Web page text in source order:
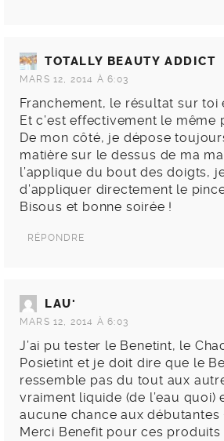
TOTALLY BEAUTY ADDICT
MARS 12, 2014 À 6:03
Franchement, le résultat sur toi
Et c’est effectivement le même
De mon côté, je dépose
matière sur le dessus de ma
l’applique du bout des doigts,
d’appliquer directement le
Bisous et bonne soirée !
RÉPONDRE
LAU'
MARS 12, 2014 À 6:03
J’ai pu tester le Benetint, le
Posietint et je doit dire que le
ressemble pas du tout aux
vraiment liquide (de l’eau quoi)
aucune chance aux débutantes
Merci Benefit pour ces produits